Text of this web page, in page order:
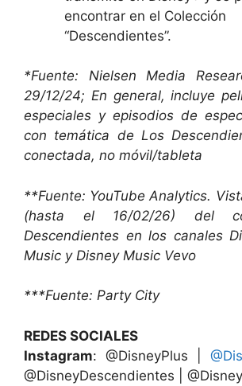
encontrar en el Colección
“Descendientes”.
*Fuente: Nielsen Media
29/12/24; En general, incluye
especiales y episodios de
con temática de Los
conectada, no móvil/tableta
**Fuente: YouTube Analytics.
(hasta el 16/02/26) del
Descendientes en los canales
Music y Disney Music Vevo
***Fuente: Party City
REDES SOCIALES
Instagram: @DisneyPlus
@DisneyDescendientes